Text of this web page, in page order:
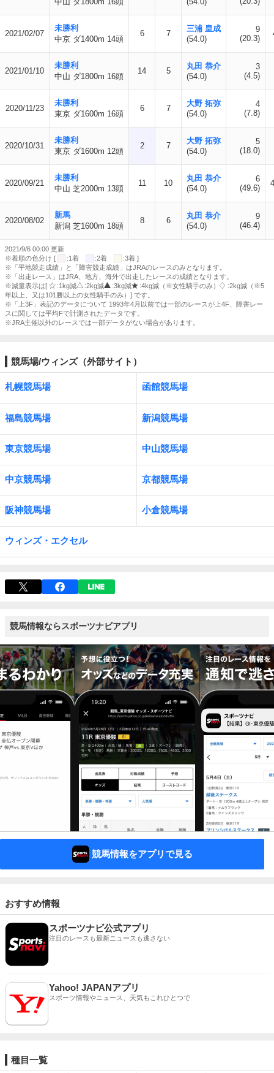
2021/02/07
未勝利
中京 ダ1400m 14頭
6 7
三浦 皇成
(54.0)
9
(20.3)
2021/01/10
未勝利
中山 ダ1800m 16頭
14 5
丸田 恭介
(54.0)
3
(4.5)
2020/11/23
未勝利
東京 ダ1600m 16頭
6 7
大野 拓弥
(54.0)
4
(7.8)
2020/10/31
未勝利
東京 ダ1600m 12頭
2 7
大野 拓弥
(54.0)
5
(18.0)
2020/09/21
未勝利
中山 芝2000m 13頭
11 10
丸田 恭介
(54.0)
6
(49.6)
2020/08/02
新馬
新潟 芝1600m 18頭
8 6
丸田 恭介
(54.0)
9
(46.4)
2021/9/6 00:00 更新
※着順の色分け [
:1着 :2着
:3着 ]
※「平地競走成績」と「障害競走成績」はJRAのレースのみとなります。
※「出走レース」はJRA、地方、海外で出走したレースの成績となります。
※減量表示は[
:1kg減 :2kg減 :3kg減 :4kg減（※女性騎手のみ）
:2kg減（※5
年以上、又は101勝以上の女性騎手のみ）] です。
※「上3F」表記のデータについて 1993年4月以前では一部のレースが上4F、障害レー
スに関しては平均Fで計測されたデータです。
※JRA主催以外のレースでは一部データがない場合があります。
競馬場/ウィンズ（外部サイト）
札幌競馬場 函館競馬場
福島競馬場 新潟競馬場
東京競馬場 中山競馬場
中京競馬場 京都競馬場
阪神競馬場 小倉競馬場
ウィンズ・エクセル
競馬情報ならスポーツナビアプリ
競馬情報をアプリで見る
おすすめ情報
スポーツナビ公式アプリ
注目のレースも最新ニュースも逃さない
Yahoo! JAPANアプリ
スポーツ情報やニュース、天気もこれひとつで
種目一覧